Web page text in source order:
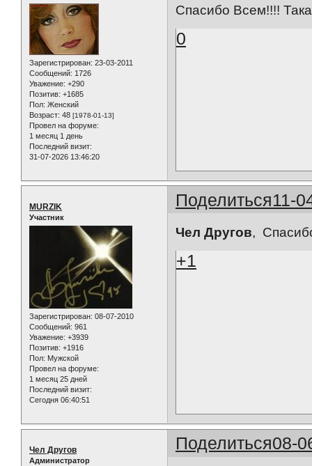
Зарегистрирован: 23-03-2011
Сообщений: 1726
Уважение: +290
Позитив: +1685
Пол: Женский
Возраст: 48 [1978-01-13]
Провел на форуме:
1 месяц 1 день
Последний визит:
31-07-2026 13:46:20
Спасибо Всем!!!!
0
Поделиться11-
MURZIK
Участник
Зарегистрирован: 08-07-2010
Сообщений: 961
Уважение: +3939
Позитив: +1916
Пол: Мужской
Провел на форуме:
1 месяц 25 дней
Последний визит:
Сегодня 06:40:51
Чел Другов,
+1
Поделиться08-
Чел Другов
Администратор